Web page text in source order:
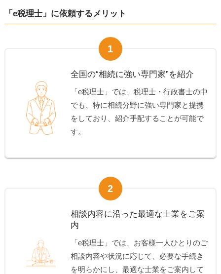
「e税理士」に依頼するメリット
1
全国の“相続に強い専門家”を紹介
「e税理士」では、税理士・行政書士の中
でも、特に相続分野に強い専門家と提携
をしており、紹介手配することが可能で
す。
2
相談内容に沿った最適な士業をご案
内
「e税理士」では、お客様一人ひとりのご
相談内容や状況に応じて、必要な手続き
を明らかにし、最適な士業をご案内して